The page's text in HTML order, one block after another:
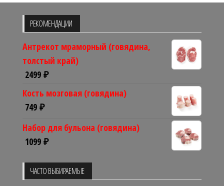
РЕКОМЕНДАЦИИ
Антрекот мраморный (говядина,
толстый край)
2499 ₽
Кость мозговая (говядина)
749 ₽
Набор для бульона (говядина)
1099 ₽
ЧАСТО ВЫБИРАЕМЫЕ